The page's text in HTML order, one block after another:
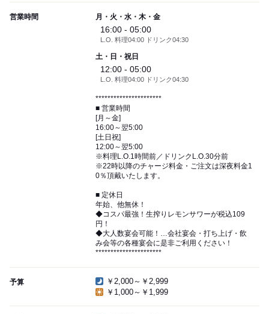
営業時間 月・火・水・木・金
16:00 - 05:00
L.O. 料理04:00 ドリンク04:30
土・日・祝日
12:00 - 05:00
L.O. 料理04:00 ドリンク04:30
**********************
■ 営業時間
[月～金]
16:00～翌5:00
[土日祝]
12:00～翌5:00
※料理L.O.1時間前／ドリンクL.O.30分前
※22時以降のチャージ料金・ご注文は深夜料金1
0％頂戴いたします。
■ 定休日
年始、他無休！
◆コスパ最強！生搾りレモンサワーが税込109
円！
◆大人数宴会可能！…会社宴会・打ち上げ・飲
み会等の各種宴会に是非ご利用ください！
**********************
予算
￥2,000～￥2,999
￥1,000～￥1,999